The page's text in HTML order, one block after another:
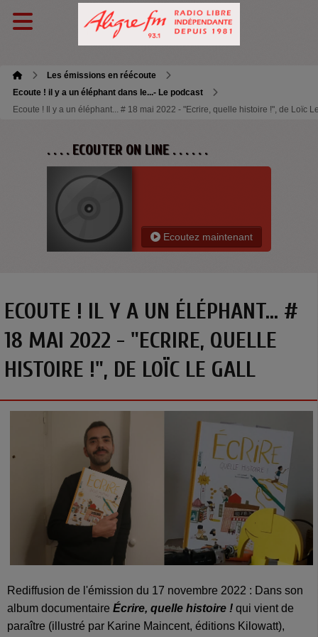
Les émissions en réécoute
Ecoute ! il y a un éléphant dans le...- Le podcast
Ecoute ! Il y a un éléphant... # 18 mai 2022 - "Ecrire, quelle histoire !", de Loïc
. . . . ECOUTER ON LINE . . . . . .
Ecoutez maintenant
ECOUTE ! IL Y A UN ÉLÉPHANT... #
18 MAI 2022 - "ECRIRE, QUELLE
HISTOIRE !", DE LOÏC LE GALL
Rediffusion de l'émission du 17 novembre 2022 : Dans son
album documentaire Écrire, quelle histoire ! qui vient de
paraître (illustré par Karine Maincent, éditions Kilowatt),